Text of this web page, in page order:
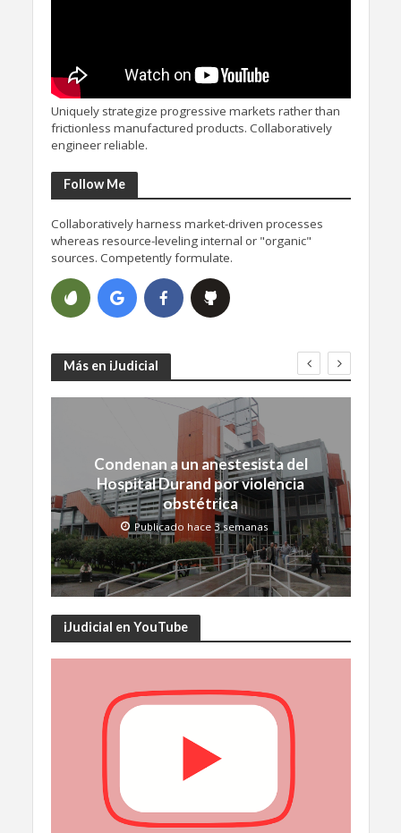
Uniquely strategize progressive markets rather than
frictionless manufactured products. Collaboratively
engineer reliable.
Follow Me
Collaboratively harness market-driven processes
whereas resource-leveling internal or "organic"
sources. Competently formulate.
Más en iJudicial
Condenan a un anestesista del
Hospital Durand por violencia
obstétrica
Publicado hace 3 semanas
iJudicial en YouTube